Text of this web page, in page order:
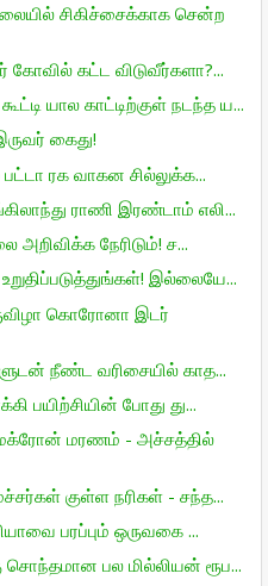
சிகிச்சைக்காக சென்ற
கோவில் கட்ட விடுவீர்களா?...
யால காட்டிற்குள் நடந்த ய...
கைது!
ரக வாகன சில்லுக்க...
ராணி இரண்டாம் எலி...
அறிவிக்க நேரிடும்! ச...
இல்லையே...
கொரோனா இடர்
நீண்ட வரிசையில் காத...
பயிற்சியின் போது து...
மரணம் - அச்சத்தில்
குள்ள நரிகள் - சந்த...
பரப்பும் ஒருவகை ...
சொந்தமான பல மில்லியன் ரூப...